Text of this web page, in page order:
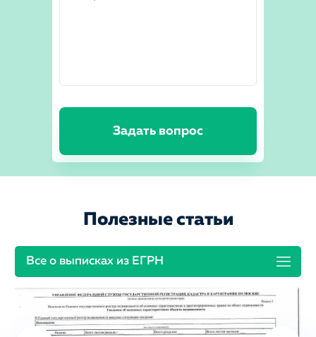
Задать вопрос
Полезные статьи
Все о выписках из ЕГРН